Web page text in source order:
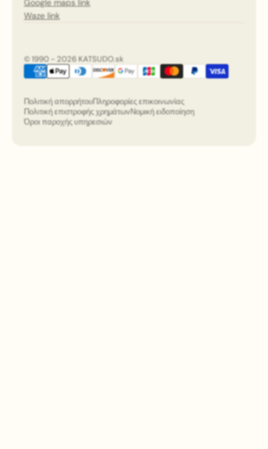
Google maps link
Waze link
© 1990 - 2026 KATSUDO.sk
Πολιτική απορρήτουΠληροφορίες επικοινωνίας
Πολιτική επιστροφής χρημάτωνΝομική ειδοποίηση
Όροι παροχής υπηρεσιών